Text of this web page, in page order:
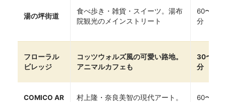
湯の坪街道
食べ歩き・雑貨・スイーツ。湯布
院観光のメインストリート
60〜120
分
フローラル
ビレッジ
コッツウォルズ風の可愛い路地。
アニマルカフェも
30〜60
分
COMICO AR
村上隆・奈良美智の現代アート。
60〜90